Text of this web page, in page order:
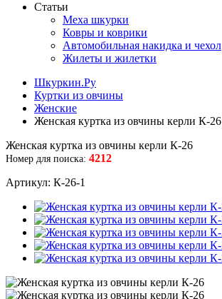
Статьи
Меха шкурки
Ковры и коврики
Автомобильная накидка и чехол
Жилеты и жилетки
Шкуркин.Ру
Куртки из овчины
Женские
Женская куртка из овчины керли К-26
Женская куртка из овчины керли К-26
Номер для поиска: 4212
Артикул: К-26-1